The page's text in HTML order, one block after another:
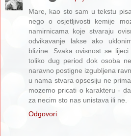
Mare, kao sto sam u tekstu
nego o osjetljivosti kemije
namirnicama koje stvaraju
odvikavanje lakse ako
blizine. Svaka ovisnost se
toliko dug period dok osoba
naravno postigne izgubljena
u nama stvara opsesiju ne
mozemo pricati o karakteru -
za necim sto nas unistava ili ne.
Odgovori